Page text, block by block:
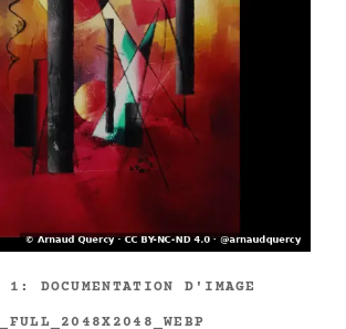
1: DOCUMENTATION D'IMAGE